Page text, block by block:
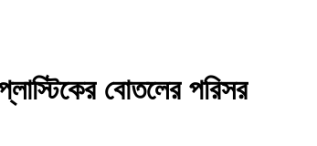
বোতলের পরিসর